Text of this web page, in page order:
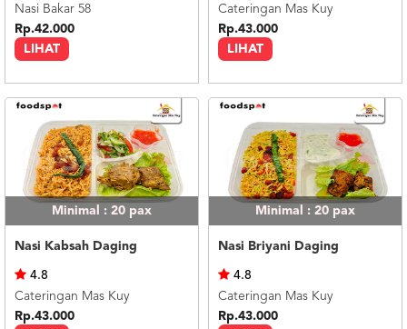
LIHAT
Nasi Bakar 58
Rp.42.000
LIHAT
Cateringan Mas Kuy
Rp.43.000
Minimal : 20 pax
Nasi Kabsah Daging
4.8
Cateringan Mas Kuy
Rp.43.000
Minimal : 20 pax
Nasi Briyani Daging
4.8
Cateringan Mas Kuy
Rp.43.000